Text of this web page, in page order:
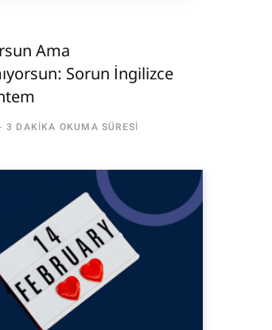
Ama
Sorun İngilizce
3 DAKIKA OKUMA SÜRESI